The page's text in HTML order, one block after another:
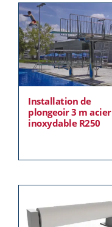
Installation de
plongeoir 3 m acier
inoxydable R250